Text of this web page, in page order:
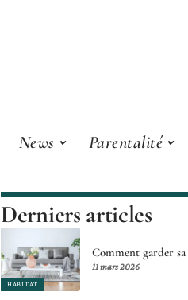
News Parentalité
Derniers articles
HABITAT
Comment garder
11 mars 2026